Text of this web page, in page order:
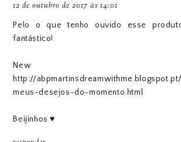
12 de outubro de 2017 às 14:01
Pelo o que tenho ouvido esse
fantástico!
New
http://
meus-desejos-do-momento.html
Beijinhos ♥